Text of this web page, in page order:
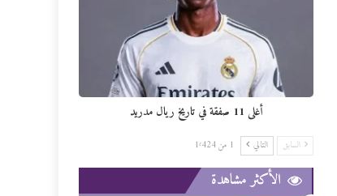
أغلى 11 صفقة في تاريخ ريال مدريد
السابق التالي 1 من 1٬424
الأكثر مشاهدة